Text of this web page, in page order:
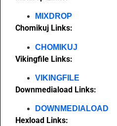
MIXDROP
Chomikuj Links:
CHOMIKUJ
Vikingfile Links:
VIKINGFILE
Downmediaload Links:
DOWNMEDIALOAD
Hexload Links: